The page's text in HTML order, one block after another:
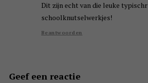
Dit zijn echt van die leuke typischr
schoolknutselwerkjes!
Beantwoorden
Geef een reactie